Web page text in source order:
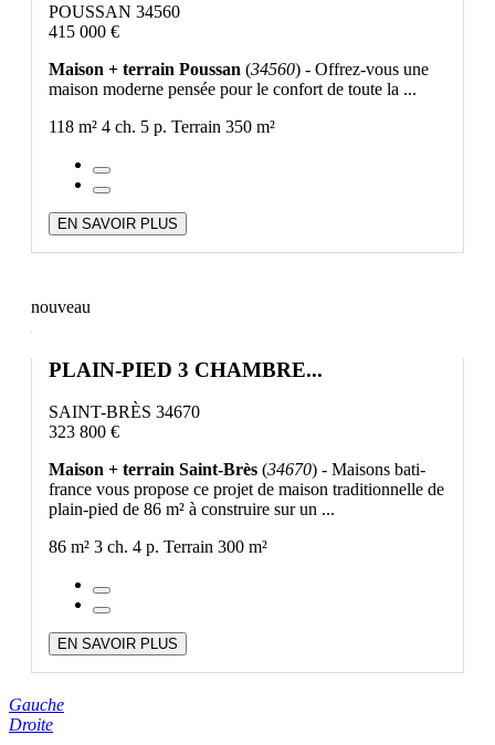
POUSSAN 34560
415 000 €
Maison + terrain Poussan (34560) - Offrez-vous une
maison moderne pensée pour le confort de toute la ...
118 m² 4 ch. 5 p. Terrain 350 m²
EN SAVOIR PLUS
nouveau
PLAIN-PIED 3 CHAMBRE...
SAINT-BRÈS 34670
323 800 €
Maison + terrain Saint-Brès (34670) - Maisons bati-
france vous propose ce projet de maison traditionnelle de
plain-pied de 86 m² à construire sur un ...
86 m² 3 ch. 4 p. Terrain 300 m²
EN SAVOIR PLUS
Gauche
Droite